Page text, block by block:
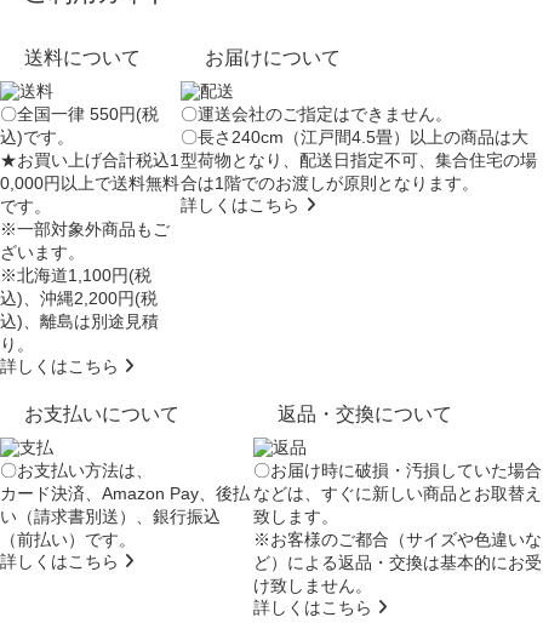
送料について
〇全国一律 550円(税
込)です。
★お買い上げ合計税込1
0,000円以上で送料無料
です。
※一部対象外商品もご
ざいます。
※北海道1,100円(税
込)、沖縄2,200円(税
込)、離島は別途見積
り。
詳しくはこちら
お届けについて
〇運送会社のご指定はできません。
〇長さ240cm（江戸間4.5畳）以上の商品は大
型荷物となり、配送日指定不可、集合住宅の場
合は1階でのお渡しが原則となります。
詳しくはこちら
お支払いについて
〇お支払い方法は、
カード決済、Amazon Pay、後払
い（請求書別送）、銀行振込
（前払い）です。
詳しくはこちら
返品・交換について
〇お届け時に破損・汚損していた場合
などは、すぐに新しい商品とお取替え
致します。
※お客様のご都合（サイズや色違いな
ど）による返品・交換は基本的にお受
け致しません。
詳しくはこちら